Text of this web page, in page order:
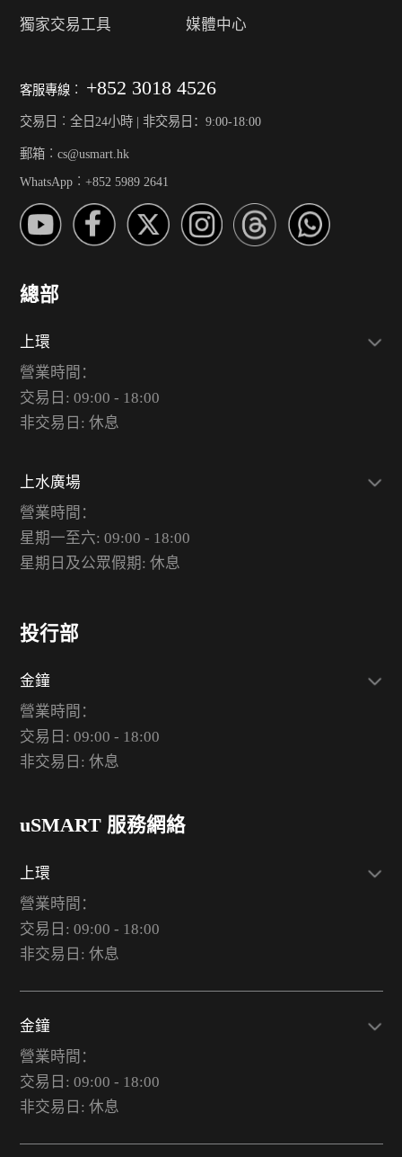
獨家交易工具
媒體中心
客服專線︰ +852 3018 4526
交易日︰全日24小時 | 非交易日：9:00-18:00
郵箱︰cs@usmart.hk
WhatsApp︰+852 5989 2641
總部
上環
營業時間：
交易日: 09:00 - 18:00
非交易日: 休息
上水廣場
營業時間：
星期一至六: 09:00 - 18:00
星期日及公眾假期: 休息
投行部
金鐘
營業時間：
交易日: 09:00 - 18:00
非交易日: 休息
uSMART 服務網絡
上環
營業時間：
交易日: 09:00 - 18:00
非交易日: 休息
金鐘
營業時間：
交易日: 09:00 - 18:00
非交易日: 休息